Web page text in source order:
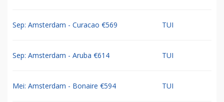
Sep: Amsterdam - Curacao €569 TUI
Sep: Amsterdam - Aruba €614 TUI
Mei: Amsterdam - Bonaire €594 TUI